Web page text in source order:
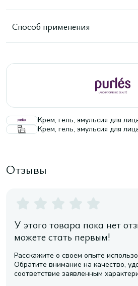
Способ применения
Крем, гель, эмульсия для
Крем, гель, эмульсия для
Отзывы
У этого товара пока нет
можете стать первым!
Расскажите о своем опыте
Обратите внимание на качество,
соответствие заявленным